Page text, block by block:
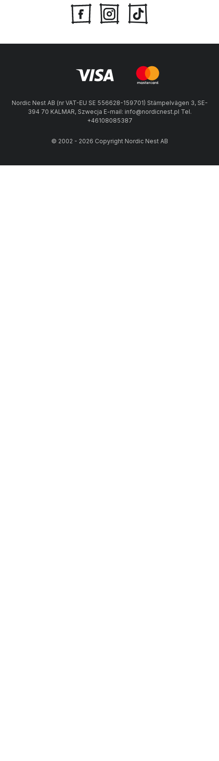
Nordic Nest AB (nr VAT-EU SE 556628-159701) Stämpelvägen 3, SE-
394 70 KALMAR, Szwecja E-mail: info@nordicnest.pl Tel.
+46108085387
© 2002 - 2026 Copyright Nordic Nest AB